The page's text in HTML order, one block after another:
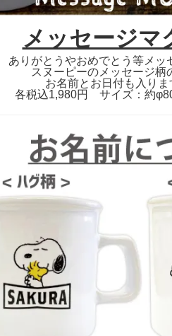
メッセージマ
ありがとうやおめでとう等メッ
スヌーピーのメッセージ柄
お名前とお日付も入りま
各税込1,980円 サイズ：約